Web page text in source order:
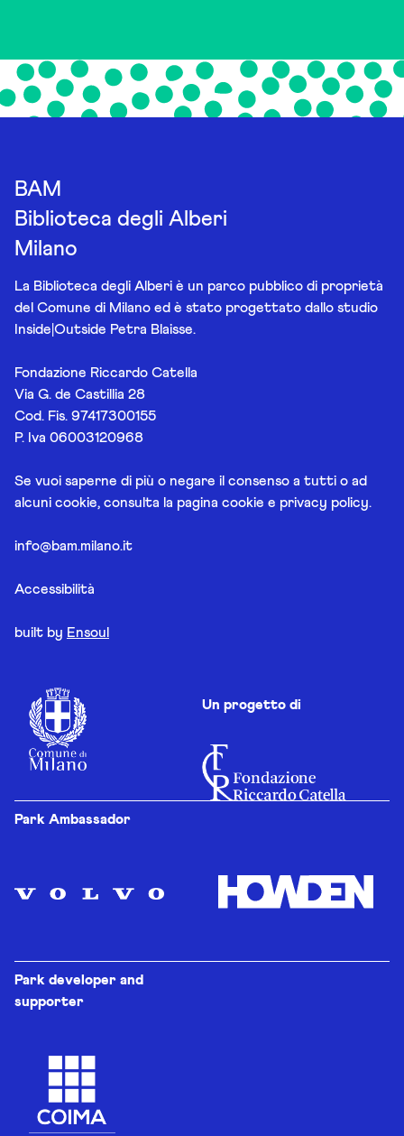
BAM
Biblioteca degli Alberi
Milano
La Biblioteca degli Alberi è un parco pubblico di proprietà
del Comune di Milano ed è stato progettato dallo studio
Inside|Outside Petra Blaisse.
Fondazione Riccardo Catella
Via G. de Castillia 28
Cod. Fis. 97417300155
P. Iva 06003120968
Se vuoi saperne di più o negare il consenso a tutti o ad
alcuni cookie, consulta la pagina cookie e privacy policy.
info@bam.milano.it
Accessibilità
built by Ensoul
Un progetto di
Park Ambassador
Park developer and
supporter